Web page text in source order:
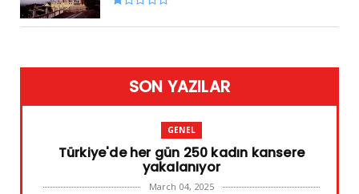
SON YAZILAR
GENEL
Türkiye'de her gün 250 kadın kansere
yakalanıyor
March 04, 2025